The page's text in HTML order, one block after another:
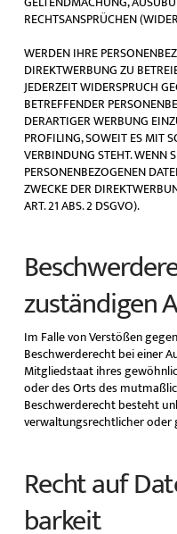
RECHTSANSPRÜCHEN
WERDEN IHRE
DIREKTWERBUNG ZU
JEDERZEIT WIDERSPRUCH
BETREFFENDER
DERARTIGER WERBUNG
PROFILING, SOWEIT ES MIT
VERBINDUNG STEHT. WENN
PERSONENBEZOGENEN
ZWECKE DER
ART. 21 ABS. 2 DSGVO).
zuständigen
Im Falle von Verstößen
Beschwerderecht bei einer
Mitgliedstaat ihres
oder des Orts des
Beschwerderecht besteht
verwaltungsrechtlicher
Recht auf
barkeit